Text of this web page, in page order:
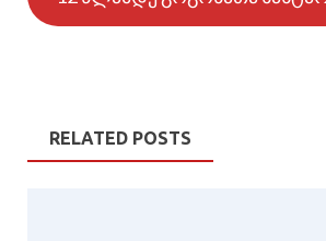
RELATED POSTS